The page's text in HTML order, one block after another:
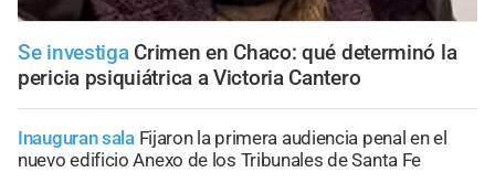
Se investiga Crimen en Chaco: qué determinó la
pericia psiquiátrica a Victoria Cantero
Inauguran sala Fijaron la primera audiencia penal en el
nuevo edificio Anexo de los Tribunales de Santa Fe